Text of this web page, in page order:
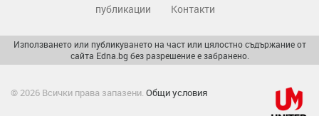
публикации
Контакти
Използването или публикуването на част или цялостно съдържание от
сайта Edna.bg без разрешение е забранено.
© 2026 Всички права запазени. Общи условия